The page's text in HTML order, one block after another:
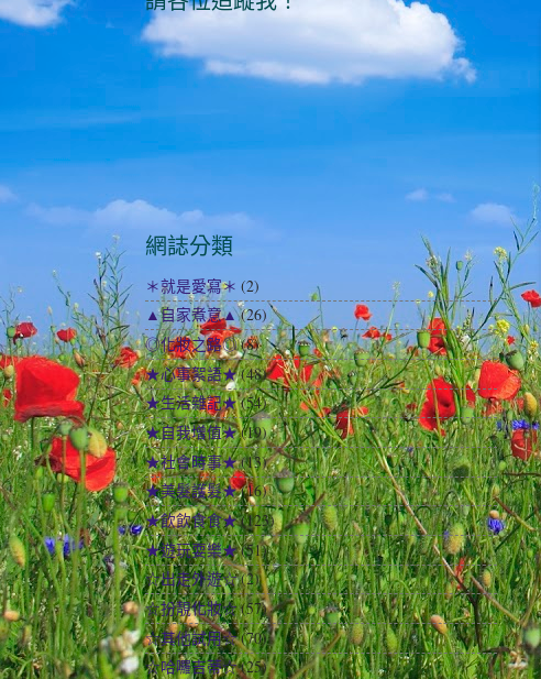
網誌分類
＊就是愛寫＊ (2)
▲自家煮意▲(26)
◎化妝之路◎(8)
★心事絮語★(48)
★生活雜記★(54)
★自我增值★(19)
★社會時事★(13)
★美髮護髮★(16)
★飲飲食食★(123)
★遊玩耍樂★(51)
☆出走外遊☆(2)
☆扮靚化妝☆(57)
☆其他試用☆(70)
☆哈囉吉蒂☆(25)